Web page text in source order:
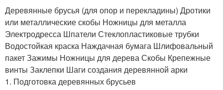
Деревянные брусья (для опор и перекладины) Дротики
или металлические скобы Ножницы для металла
Электродресса Шпатели Стеклопластиковые трубки
Водостойкая краска Наждачная бумага Шлифовальный
пакет Зажимы Ножницы для дерева Скобы Крепежные
винты Заклепки Шаги создания деревянной арки
1. Подготовка деревянных брусьев